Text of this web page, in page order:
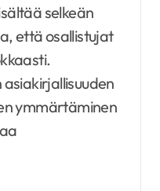
selkeän
että osallistujat
ymmärtäminen